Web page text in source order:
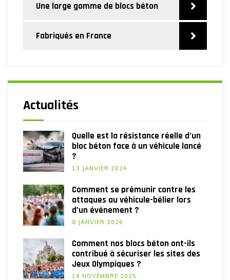
Une large gamme de blocs béton
Fabriqués en France
Actualités
Quelle est la résistance réelle d’un
bloc béton face à un véhicule lancé
?
13 JANVIER 2026
Comment se prémunir contre les
attaques au véhicule-bélier lors
d’un événement ?
8 JANVIER 2026
Comment nos blocs béton ont-ils
contribué à sécuriser les sites des
Jeux Olympiques ?
14 NOVEMBRE 2025